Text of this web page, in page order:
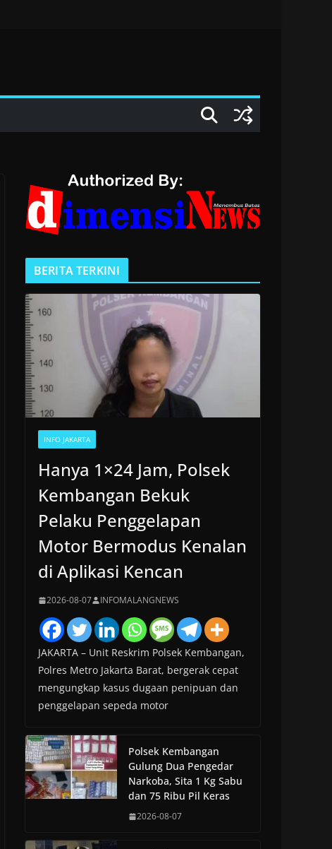
BERITA TERKINI
INFO JAKARTA
Hanya 1×24 Jam, Polsek
Kembangan Bekuk
Pelaku Penggelapan
Motor Bermodus Kenalan
di Aplikasi Kencan
2026-08-07 INFOMALANGNEWS
JAKARTA – Unit Reskrim Polsek Kembangan,
Polres Metro Jakarta Barat, bergerak cepat
mengungkap kasus dugaan penipuan dan
penggelapan sepeda motor
Polsek Kembangan
Gulung Dua Pengedar
Narkoba, Sita 1 Kg Sabu
dan 75 Ribu Pil Keras
2026-08-07